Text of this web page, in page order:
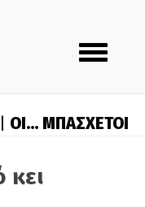
Toggle
navigation
ΟΙ… ΜΠΑΣΧΕΤΟΙ